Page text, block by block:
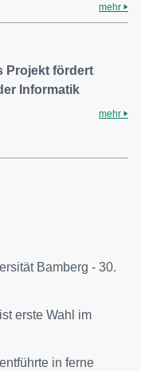
mehr
Projekt fördert
Informatik
mehr
Bamberg - 30.
erste Wahl im
in ferne